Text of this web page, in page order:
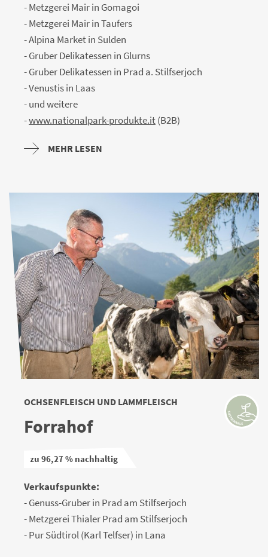
- Metzgerei Mair in Gomagoi
- Metzgerei Mair in Taufers
- Alpina Market in Sulden
- Gruber Delikatessen in Glurns
- Gruber Delikatessen in Prad a. Stilfserjoch
- Venustis in Laas
- und weitere
-www.nationalpark-produkte.it(B2B)
MEHR LESEN
OCHSENFLEISCH UND LAMMFLEISCH
Forrahof
zu 96,27 % nachhaltig
Verkaufspunkte:
- Genuss-Gruber in Prad am Stilfserjoch
- Metzgerei Thialer Prad am Stilfserjoch
- Pur Südtirol (Karl Telfser) in Lana